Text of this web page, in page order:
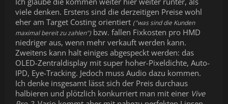
viele denken. Erstens sind die derzeitigen Preise wohl
eher am Target Costing orientiert ("was sind die Kunden
maximal bereit zu zahlen") bzw. fallen Fixkosten pro HMD
niedriger aus, wenn mehr verkauft werden kann.
Zweitens kann halt einiges abgespeckt werden: das
OLED-Zentraldisplay mit super hoher-Pixeldichte, Auto-
IPD, Eye-Tracking. Jedoch muss Audio dazu kommen.
Ich denke insgesamt lässt sich der Preis durchaus
halbieren und plötzlich konkurriert man mit einer Vive